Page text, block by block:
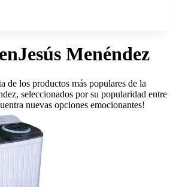
Jesús Menéndez
de los productos más populares de la
seleccionados por su popularidad entre
nuevas opciones emocionantes!